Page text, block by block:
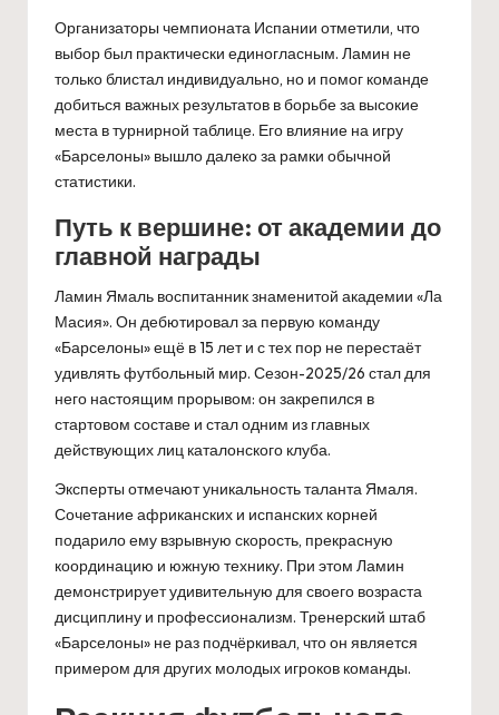
Организаторы чемпионата Испании отметили, что
выбор был практически единогласным. Ламин не
только блистал индивидуально, но и помог команде
добиться важных результатов в борьбе за высокие
места в турнирной таблице. Его влияние на игру
«Барселоны» вышло далеко за рамки обычной
статистики.
Путь к вершине: от академии до
главной награды
Ламин Ямаль воспитанник знаменитой академии «Ла
Масия». Он дебютировал за первую команду
«Барселоны» ещё в 15 лет и с тех пор не перестаёт
удивлять футбольный мир. Сезон-2025/26 стал для
него настоящим прорывом: он закрепился в
стартовом составе и стал одним из главных
действующих лиц каталонского клуба.
Эксперты отмечают уникальность таланта Ямаля.
Сочетание африканских и испанских корней
подарило ему взрывную скорость, прекрасную
координацию и южную технику. При этом Ламин
демонстрирует удивительную для своего возраста
дисциплину и профессионализм. Тренерский штаб
«Барселоны» не раз подчёркивал, что он является
примером для других молодых игроков команды.